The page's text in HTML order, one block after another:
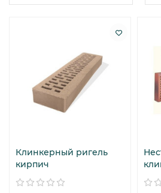
Клинкерный ригель
кирпич